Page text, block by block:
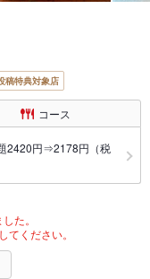
稿特典対象店
コース
2420円⇒2178円（税
た。
ください。